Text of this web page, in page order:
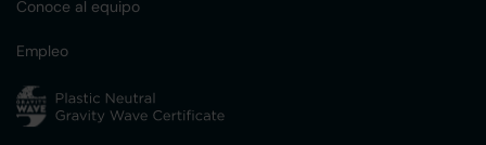
Conoce al equipo
Empleo